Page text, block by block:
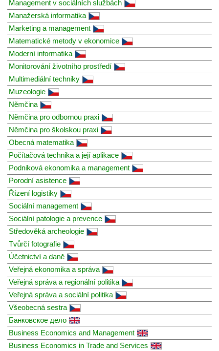
Management v sociálních službách
Manažerská informatika
Marketing a management
Matematické metody v ekonomice
Moderní informatika
Monitorování životního prostředí
Multimediální techniky
Muzeologie
Němčina
Němčina pro odbornou praxi
Němčina pro školskou praxi
Obecná matematika
Počítačová technika a její aplikace
Podniková ekonomika a management
Porodní asistence
Řízení logistiky
Sociální management
Sociální patologie a prevence
Středověká archeologie
Tvůrčí fotografie
Účetnictví a daně
Veřejná ekonomika a správa
Veřejná správa a regionální politika
Veřejná správa a sociální politika
Všeobecná sestra
Банковское дело
Business Economics and Management
Business Economics in Trade and Services